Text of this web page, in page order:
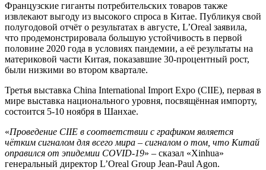
Французские гиганты потребительских товаров также
извлекают выгоду из высокого спроса в Китае. Публикуя свой
полугодовой отчёт о результатах в августе, L’Oreal заявила,
что продемонстрировала большую устойчивость в первой
половине 2020 года в условиях пандемии, а её результаты на
материковой части Китая, показавшие 30-процентный рост,
были низкими во втором квартале.
Третья выставка China International Import Expo (CIIE), первая в
мире выставка национального уровня, посвящённая импорту,
состоится 5-10 ноября в Шанхае.
«Проведение CIIE в соответствии с графиком является
чётким сигналом для всего мира – сигналом о том, что Китай
оправился от эпидемии COVID-19» – сказал «Xinhua»
генеральный директор L’Oreal Group Jean-Paul Agon.